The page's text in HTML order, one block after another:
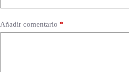
Añadir comentario *